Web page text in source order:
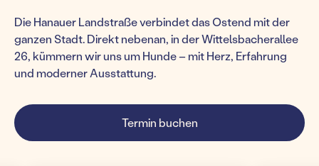
Die Hanauer Landstraße verbindet das Ostend mit der
ganzen Stadt. Direkt nebenan, in der Wittelsbacherallee
26, kümmern wir uns um Hunde – mit Herz, Erfahrung
und moderner Ausstattung.
Termin buchen